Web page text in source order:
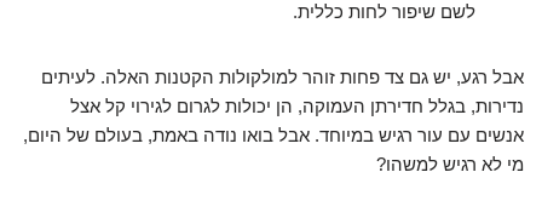
לשם שיפור לחות כללית.
אבל רגע, יש גם צד פחות זוהר למולקולות הקטנות האלה. לעיתים
נדירות, בגלל חדירתן העמוקה, הן יכולות לגרום לגירוי קל אצל
אנשים עם עור רגיש במיוחד. אבל בואו נודה באמת, בעולם של היום,
מי לא רגיש למשהו?